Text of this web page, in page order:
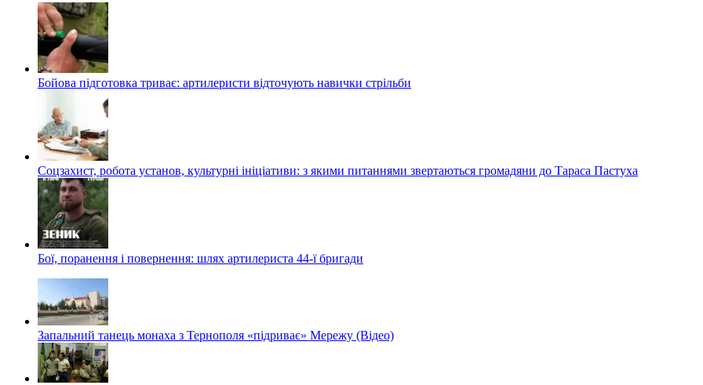
Бойова підготовка триває: артилеристи відточують навички стрільби
Соцзахист, робота установ, культурні ініціативи: з якими питаннями звертаються громадяни до Тараса Пастуха
Бої, поранення і повернення: шлях артилериста 44-ї бригади
Запальний танець монаха з Тернополя «підриває» Мережу (Відео)